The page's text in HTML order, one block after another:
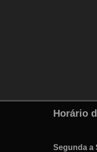
Horário
Segunda a